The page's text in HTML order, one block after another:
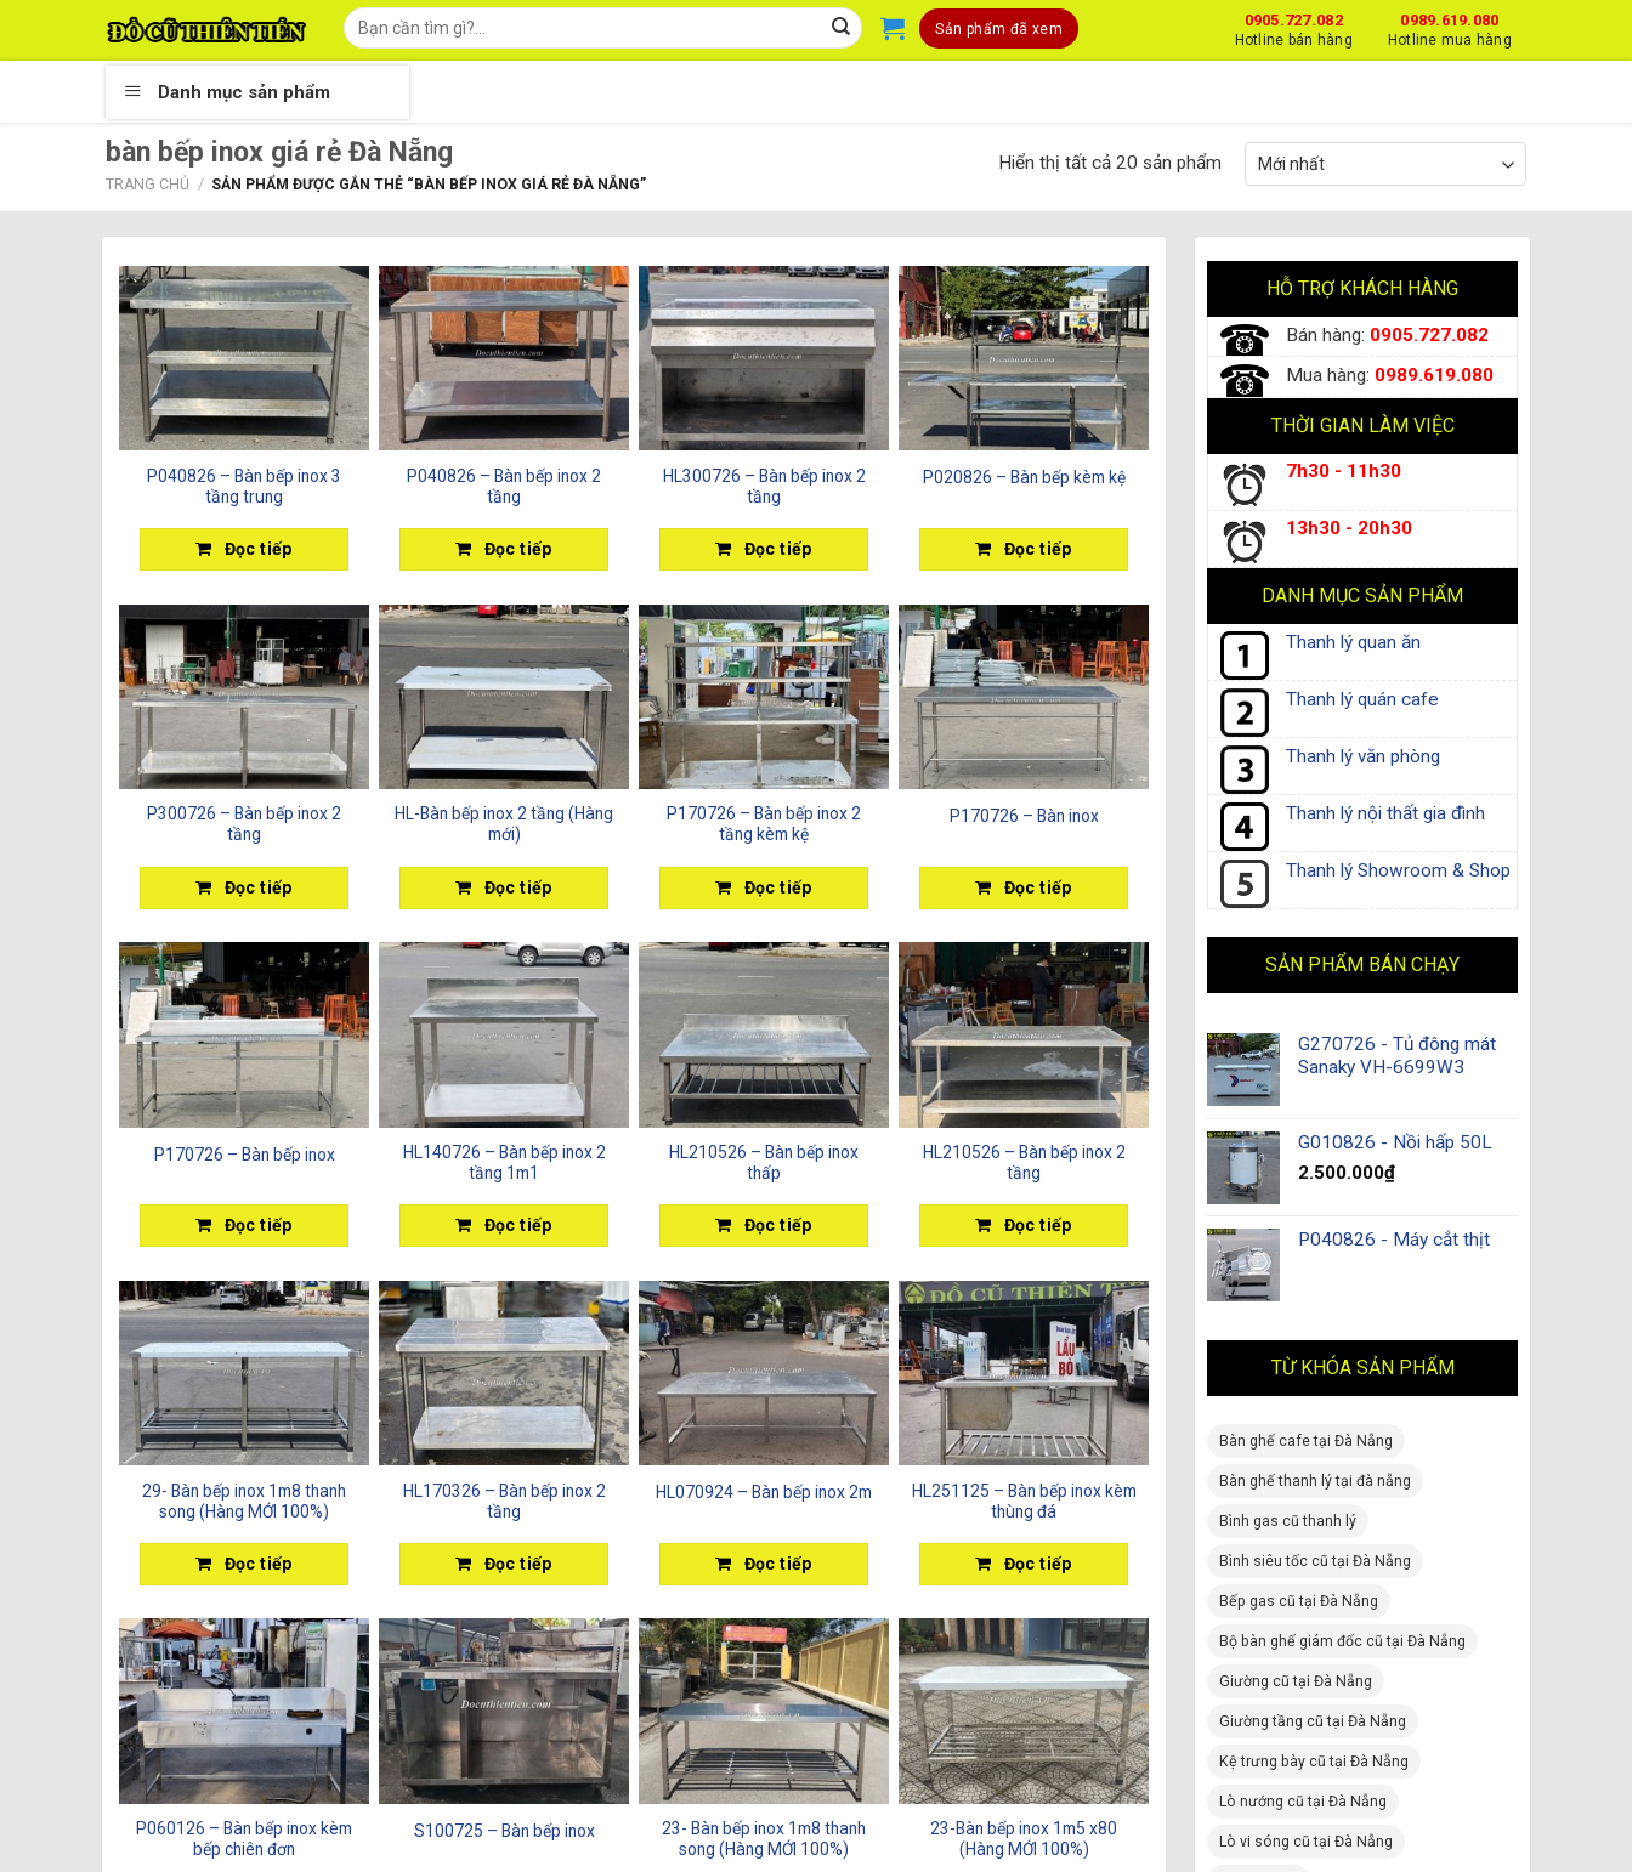
Tìm
kiếm:
Sản phẩm đã xem 0989.619.080
Hotline mua hàng
0905.727.082
Hotline bán hàng
Danh mục sản phẩm
bàn bếp inox giá rẻ Đà Nẵng
TRANG CHỦ / SẢN PHẨM ĐƯỢC GẮN THẺ “BÀN BẾP INOX GIÁ RẺ ĐÀ NẴNG”
Hiển thị tất cả 20 sản phẩm
P040826 – Bàn bếp inox 3
tầng trung
Đọc tiếp
P040826 – Bàn bếp inox 2
tầng
Đọc tiếp
HL300726 – Bàn bếp inox 2
tầng
Đọc tiếp
P020826 – Bàn bếp kèm kệ
Đọc tiếp
P300726 – Bàn bếp inox 2
tầng
Đọc tiếp
HL-Bàn bếp inox 2 tầng (Hàng
mới)
Đọc tiếp
P170726 – Bàn bếp inox 2
tầng kèm kệ
Đọc tiếp
P170726 – Bàn inox
Đọc tiếp
P170726 – Bàn bếp inox
Đọc tiếp
HL140726 – Bàn bếp inox 2
tầng 1m1
Đọc tiếp
HL210526 – Bàn bếp inox
thấp
Đọc tiếp
HL210526 – Bàn bếp inox 2
tầng
Đọc tiếp
29- Bàn bếp inox 1m8 thanh
song (Hàng MỚI 100%)
Đọc tiếp
HL170326 – Bàn bếp inox 2
tầng
Đọc tiếp
HL070924 – Bàn bếp inox 2m
Đọc tiếp
HL251125 – Bàn bếp inox kèm
thùng đá
Đọc tiếp
P060126 – Bàn bếp inox kèm
bếp chiên đơn
S100725 – Bàn bếp inox
23- Bàn bếp inox 1m8 thanh
song (Hàng MỚI 100%)
23-Bàn bếp inox 1m5 x80
(Hàng MỚI 100%)
HỖ TRỢ KHÁCH HÀNG
Bán hàng: 0905.727.082
Mua hàng: 0989.619.080
THỜI GIAN LÀM VIỆC
7h30 - 11h30
13h30 - 20h30
DANH MỤC SẢN PHẨM
Thanh lý quan ăn
Thanh lý quán cafe
Thanh lý văn phòng
Thanh lý nội thất gia đình
Thanh lý Showroom & Shop
SẢN PHẨM BÁN CHẠY
G270726 - Tủ đông mát
Sanaky VH-6699W3
G010826 - Nồi hấp 50L
2.500.000₫
P040826 - Máy cắt thịt
TỪ KHÓA SẢN PHẨM
Bàn ghế cafe tại Đà Nẵng
Bàn ghế thanh lý tại đà nẵng
Bình gas cũ thanh lý
Bình siêu tốc cũ tại Đà Nẵng
Bếp gas cũ tại Đà Nẵng
Bộ bàn ghế giám đốc cũ tại Đà Nẵng
Giường cũ tại Đà Nẵng
Giường tầng cũ tại Đà Nẵng
Kệ trưng bày cũ tại Đà Nẵng
Lò nướng cũ tại Đà Nẵng
Lò vi sóng cũ tại Đà Nẵng